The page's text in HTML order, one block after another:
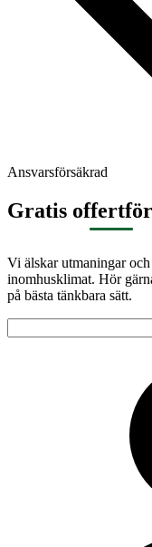
Ansvarsförsäkrad
Gratis
Vi älskar utmaningar
inomhusklimat. Hör
på bästa tänkbara sätt.